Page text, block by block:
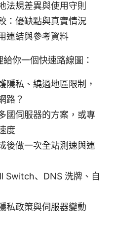
法規差異與使用守則
：優缺點與真實情況
連結與參考資料
你一個快速路線圖：
隱私、繞過地區限制，
路？
國伺服器的方案，或專
度
後做一次全站測速與連
Switch、DNS 洗牌、自
私政策與伺服器變動